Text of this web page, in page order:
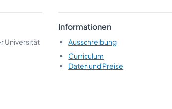
Universität
Informationen
Ausschreibung
Curriculum
Daten und Preise